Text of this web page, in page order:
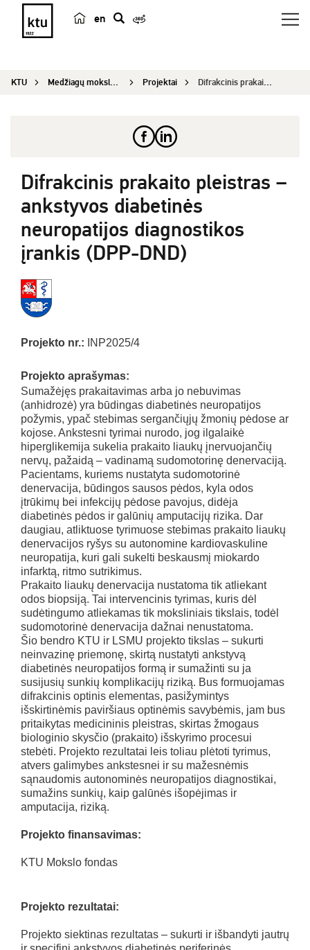
en
e
KTU Medžiagų mokslo institutas Projektai Difrakcinis prakaito pleistras – ankstyvos diabe...
Difrakcinis prakaito pleistras –
ankstyvos diabetinės
neuropatijos diagnostikos
įrankis (DPP-DND)
Projekto nr.: INP2025/4
Projekto aprašymas:
Sumažėjęs prakaitavimas arba jo nebuvimas
(anhidrozė) yra būdingas diabetinės neuropatijos
požymis, ypač stebimas sergančiųjų žmonių pėdose ar
kojose. Ankstesni tyrimai nurodo, jog ilgalaikė
hiperglikemija sukelia prakaito liaukų įnervuojančių
nervų, pažaidą – vadinamą sudomotorinę denervaciją.
Pacientams, kuriems nustatyta sudomotorinė
denervacija, būdingos sausos pėdos, kyla odos
įtrūkimų bei infekcijų pėdose pavojus, didėja
diabetinės pėdos ir galūnių amputacijų rizika. Dar
daugiau, atliktuose tyrimuose stebimas prakaito liaukų
denervacijos ryšys su autonomine kardiovaskuline
neuropatija, kuri gali sukelti beskausmį miokardo
infarktą, ritmo sutrikimus.
Prakaito liaukų denervacija nustatoma tik atliekant
odos biopsiją. Tai intervencinis tyrimas, kuris dėl
sudėtingumo atliekamas tik moksliniais tikslais, todėl
sudomotorinė denervacija dažnai nenustatoma.
Šio bendro KTU ir LSMU projekto tikslas – sukurti
neinvazinę priemonę, skirtą nustatyti ankstyvą
diabetinės neuropatijos formą ir sumažinti su ja
susijusių sunkių komplikacijų riziką. Bus formuojamas
difrakcinis optinis elementas, pasižymintys
išskirtinėmis paviršiaus optinėmis savybėmis, jam bus
pritaikytas medicininis pleistras, skirtas žmogaus
biologinio skysčio (prakaito) išskyrimo procesui
stebėti. Projekto rezultatai leis toliau plėtoti tyrimus,
atvers galimybes ankstesnei ir su mažesnėmis
sąnaudomis autonominės neuropatijos diagnostikai,
sumažins sunkių, kaip galūnės išopėjimas ir
amputacija, riziką.
Projekto finansavimas:
KTU Mokslo fondas
Projekto rezultatai:
Projekto siektinas rezultatas – sukurti ir išbandyti jautrų